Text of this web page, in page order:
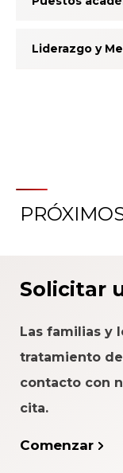
Liderazgo y
Acerca
del
Solicitar
Las familias y
tratamiento
contacto con
cita.
Comenzar